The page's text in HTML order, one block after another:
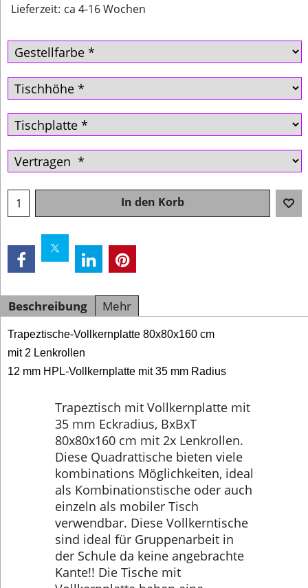
Lieferzeit: ca 4-16 Wochen
In den Korb
Beschreibung Mehr
Trapeztische-Vollkernplatte 80x80x160 cm
mit 2 Lenkrollen
12 mm HPL-Vollkernplatte mit 35 mm Radius
Trapeztisch mit Vollkernplatte mit
35 mm Eckradius, BxBxT
80x80x160 cm mit 2x Lenkrollen.
Diese Quadrattische bieten viele
kombinations Möglichkeiten, ideal
als Kombinationstische oder auch
einzeln als mobiler Tisch
verwendbar. Diese Vollkerntische
sind ideal für Gruppenarbeit in
der Schule da keine angebrachte
Kante!! Die Tische mit